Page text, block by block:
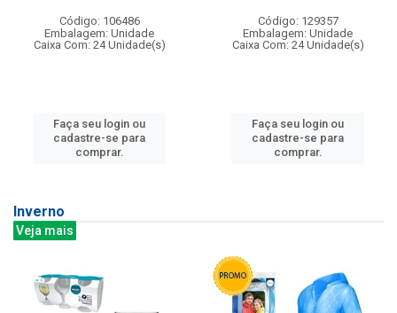
Código: 106486
Embalagem: Unidade
Caixa Com: 24 Unidade(s)
Faça seu login ou
cadastre-se para
comprar.
Código: 129357
Embalagem: Unidade
Caixa Com: 24 Unidade(s)
Faça seu login ou
cadastre-se para
comprar.
Inverno
Veja mais